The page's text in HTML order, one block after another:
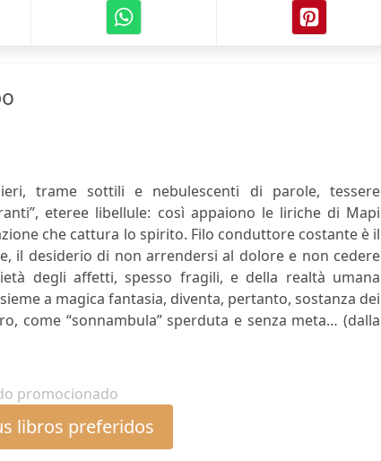
trame sottili e nebulescenti di parole, tessere
eteree libellule: così appaiono le liriche di Mapi
che cattura lo spirito. Filo conduttore costante è il
il desiderio di non arrendersi al dolore e non cedere
degli affetti, spesso fragili, e della realtà umana
a magica fantasia, diventa, pertanto, sostanza dei
come “sonnambula” sperduta e senza meta… (dalla
promocionado
libros preferidos